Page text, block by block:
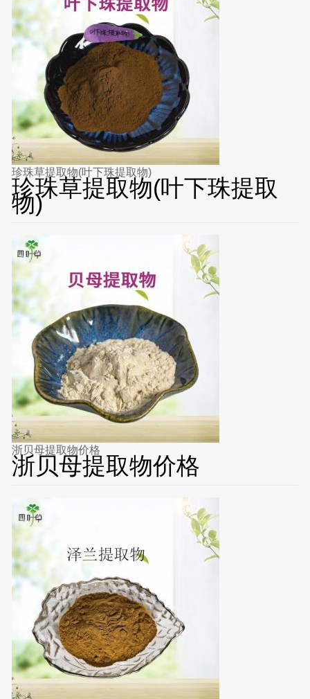
珍珠草提取物(叶下珠提取物)
珍珠草提取物(叶下珠提取
物)
浙贝母提取物价格
浙贝母提取物价格